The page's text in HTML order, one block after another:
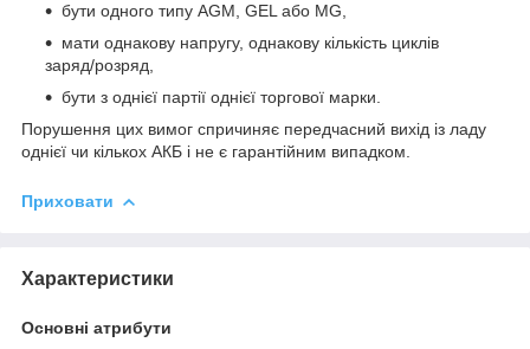
бути одного типу AGM, GEL або MG,
мати однакову напругу, однакову кількість циклів
заряд/розряд,
бути з однієї партії однієї торгової марки.
Порушення цих вимог спричиняє передчасний вихід із ладу
однієї чи кількох АКБ і не є гарантійним випадком.
Приховати
Характеристики
Основні атрибути